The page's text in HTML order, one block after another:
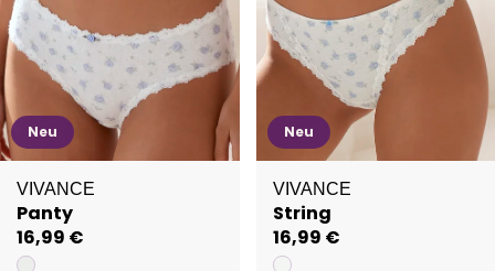
Neu
VIVANCE
Panty
16,99 €
Neu
VIVANCE
String
16,99 €